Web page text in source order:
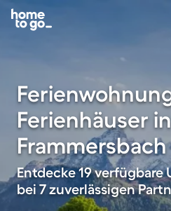
Ferienhäuser in
Frammersbach
Entdecke 19
bei 7 zuverlässigen